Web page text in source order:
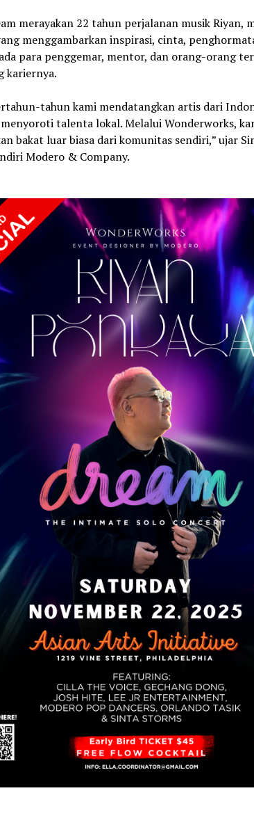
merayakan 22 tahun perjalanan musik Riyan,
menggambarkan inspirasi, cinta,
para penggemar, mentor, dan orang-orang
kariernya.
tahun kami mendatangkan artis dari
talenta lokal. Melalui Wonderworks,
bakat luar biasa dari komunitas sendiri,” ujar
Modero & Company.